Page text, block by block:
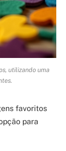
utilizando uma
favoritos
para